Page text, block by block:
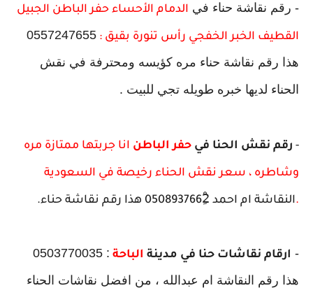
- رقم نقاشة حناء في الدمام الأحساء حفر الباطن الجبيل
القطيف الخبر الخفجي رأس تنورة بقيق : 0557247655
هذا رقم نقاشة حناء مره كؤيسه ومحترفة في نقش
الحناء لديها خبره طويله تجي للبيت .
- رقم نقش الحنا في حفرالباطن انا جربتها ممتازة مره
وشاطره ، سعر نقش الحناء رخيصة في السعودية
.النقاشة ام احمد 0508937662ِْ هذا رقم نقاشة حناء.
- ارقام نقاشات حنا في مدينة الباحة
: 0503770035
هذا رقم النقاشة ام عبدالله ، من افضل نقاشات الحناء